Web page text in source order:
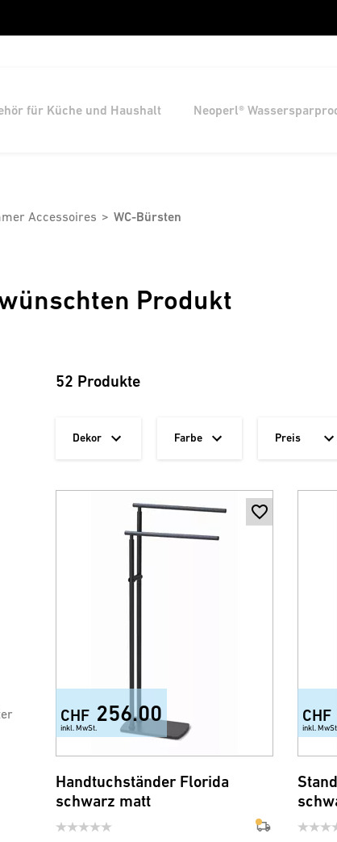
für Küche und Haushalt Neoperl®
Accessoires WC-Bürsten
Produkt
52 Produkte
Dekor Farbe Preis
CHF 256.00
inkl. MwSt.
Handtuchständer Florida
schwarz matt
CHF
inkl. MwSt.